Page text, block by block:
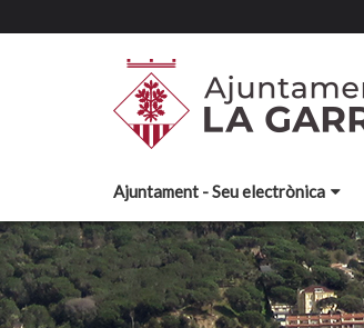
Ajuntament - Seu electrònica